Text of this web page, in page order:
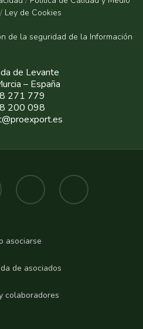
/ Ley de Cookies
de la seguridad de la Información
de Levante
– España
271 779
200 098
asociarse
de asociados
colaboradores